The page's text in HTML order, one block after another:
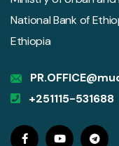
National Bank of
Ethiopia
+251115-531688